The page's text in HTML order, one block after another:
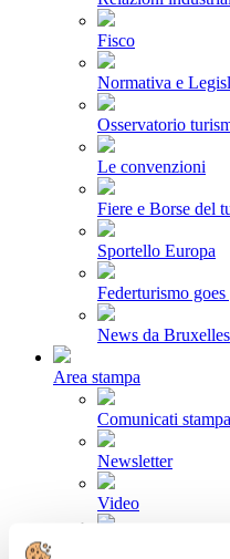
Fisco
Normativa e
Osservatorio
Le convenzioni
Fiere e Borse del
Sportello Europa
Federturismo goes
News da Bruxelles
Area stampa
Comunicati stampa
Newsletter
Video